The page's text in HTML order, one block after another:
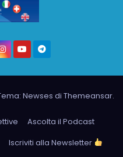
Newses di Themeansar.
Ascolta il Podcast
Iscriviti alla Newsletter